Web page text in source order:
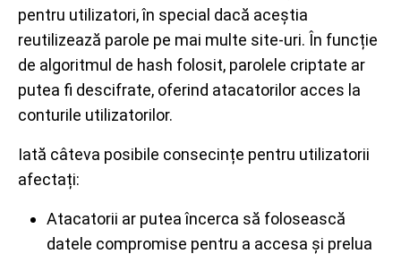
pentru utilizatori, în special dacă aceștia
reutilizează parole pe mai multe site-uri. În funcție
de algoritmul de hash folosit, parolele criptate ar
putea fi descifrate, oferind atacatorilor acces la
conturile utilizatorilor.
Iată câteva posibile consecințe pentru utilizatorii
afectați:
Atacatorii ar putea încerca să folosească
datele compromise pentru a accesa și prelua